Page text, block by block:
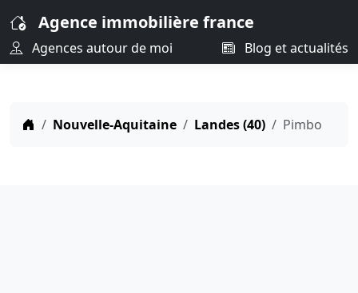
Agence immobilière france
Agences autour de moi Blog et actualités
Nouvelle-Aquitaine Landes (40) Pimbo